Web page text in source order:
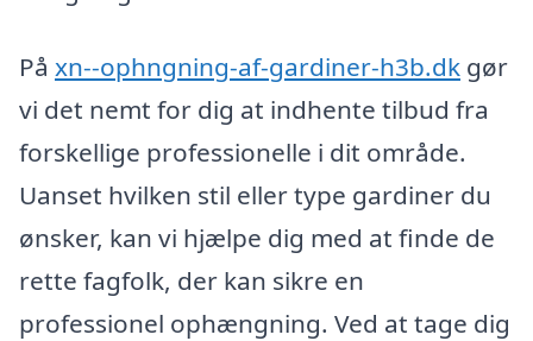
På xn--ophngning-af-gardiner-h3b.dk gør
vi det nemt for dig at indhente tilbud fra
forskellige professionelle i dit område.
Uanset hvilken stil eller type gardiner du
ønsker, kan vi hjælpe dig med at finde de
rette fagfolk, der kan sikre en
professionel ophængning. Ved at tage dig